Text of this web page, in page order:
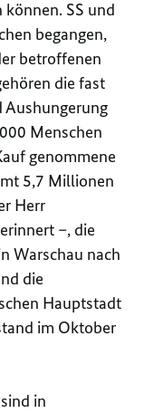
SS und
begangen,
betroffenen
die fast
Aushungerung
Menschen
genommene
5,7 Millionen
Herr
–, die
Warschau nach
die
Hauptstadt
im Oktober
in